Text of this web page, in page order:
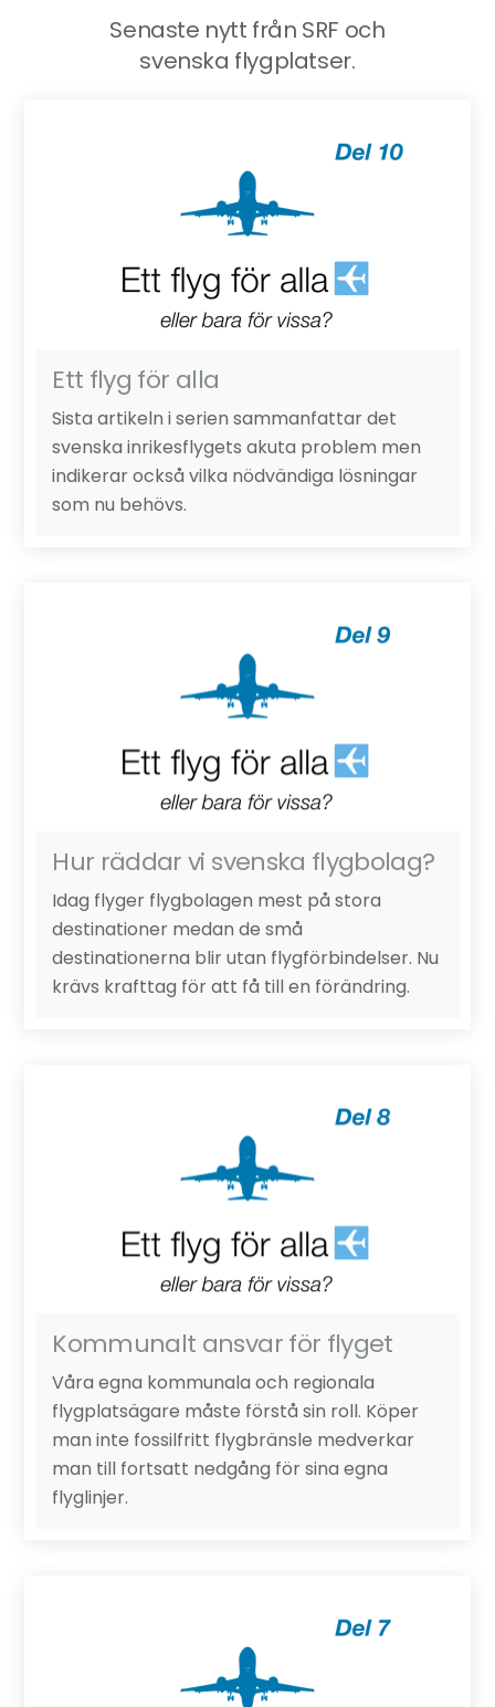
Senaste nytt från SRF och
svenska flygplatser.
Ett flyg för alla
Sista artikeln i serien sammanfattar det
svenska inrikesflygets akuta problem men
indikerar också vilka nödvändiga lösningar
som nu behövs.
Hur räddar vi svenska flygbolag?
Idag flyger flygbolagen mest på stora
destinationer medan de små
destinationerna blir utan flygförbindelser. Nu
krävs krafttag för att få till en förändring.
Kommunalt ansvar för flyget
Våra egna kommunala och regionala
flygplatsägare måste förstå sin roll. Köper
man inte fossilfritt flygbränsle medverkar
man till fortsatt nedgång för sina egna
flyglinjer.